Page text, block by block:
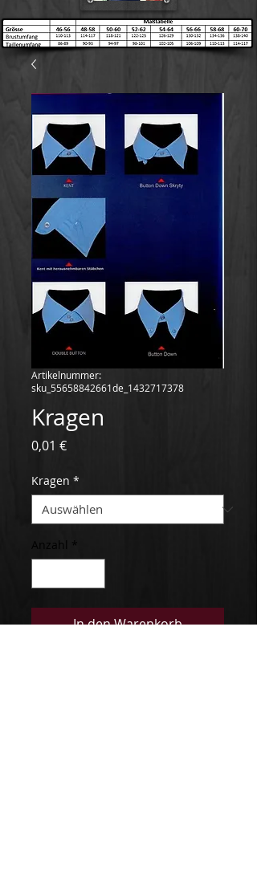
Artikelnummer:
sku_55658842661de_1432717378
Kragen
0,01 €Preis
Kragen *
Anzahl *
In den Warenkorb